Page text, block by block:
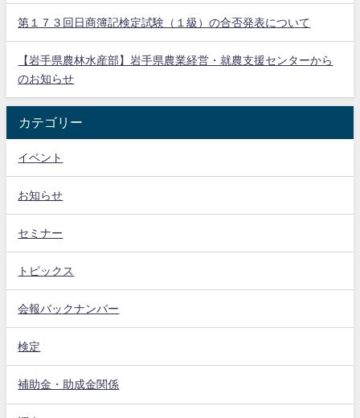
第１７３回日商簿記検定試験（１級）の合否発表について
【岩手県農林水産部】岩手県農業経営・就農支援センターから
のお知らせ
カテゴリー
イベント
お知らせ
セミナー
トピックス
会報バックナンバー
検定
補助金・助成金関係